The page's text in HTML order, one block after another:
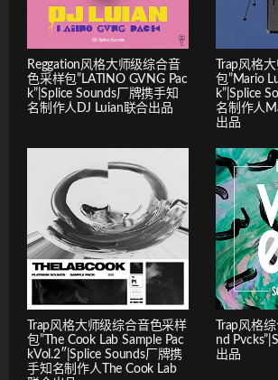
Reggation风格大师级综合音
色采样包”LATINO GVNG Pac
k”|Splice Sounds厂牌携手知
名制作人DJ Luian联合出品
Trap风格
包”Mario
k”|Splice
名制作人
出品
Trap风格大师级综合音色采样
包”The Cook Lab Sample Pac
kVol.2″|Splice Sounds厂牌携
手知名制作人The Cook Lab
Trap风格
nd
出品